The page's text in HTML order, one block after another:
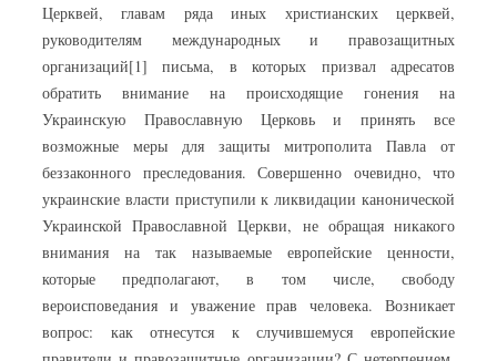
Церквей, главам ряда иных христианских церквей,
руководителям международных и правозащитных
организаций[1] письма, в которых призвал адресатов
обратить внимание на происходящие гонения на
Украинскую Православную Церковь и принять все
возможные меры для защиты митрополита Павла от
беззаконного преследования. Совершенно очевидно, что
украинские власти приступили к ликвидации канонической
Украинской Православной Церкви, не обращая никакого
внимания на так называемые европейские ценности,
которые предполагают, в том числе, свободу
вероисповедания и уважение прав человека. Возникает
вопрос: как отнесутся к случившемуся европейские